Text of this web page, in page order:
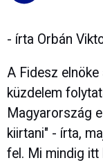
- írta Orbán
A Fidesz
küzdelem
Magyarország
kiirtani" - írta,
fel. Mi mindig itt